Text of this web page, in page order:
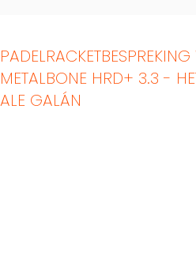
METALBONE HRD+ 3.3 -
ALE GALÁNIndoor Padelbanen